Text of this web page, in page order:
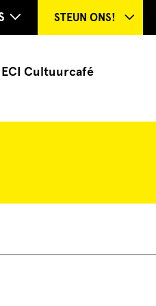
STEUN ONS!
ECI Cultuurcafé